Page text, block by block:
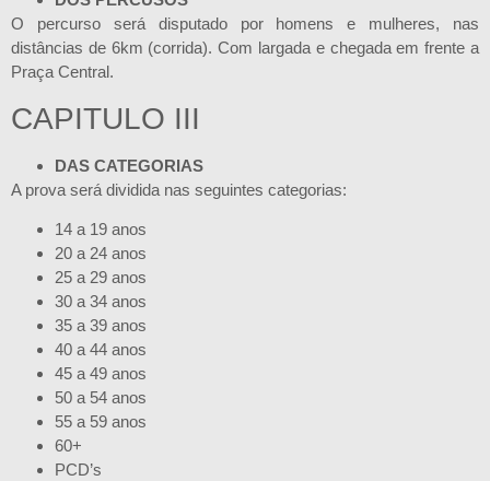
O percurso será disputado por homens e mulheres, nas
distâncias de 6km (corrida). Com largada e chegada em frente a
Praça Central.
CAPITULO III
DAS CATEGORIAS
A prova será dividida nas seguintes categorias:
14 a 19 anos
20 a 24 anos
25 a 29 anos
30 a 34 anos
35 a 39 anos
40 a 44 anos
45 a 49 anos
50 a 54 anos
55 a 59 anos
60+
PCD’s